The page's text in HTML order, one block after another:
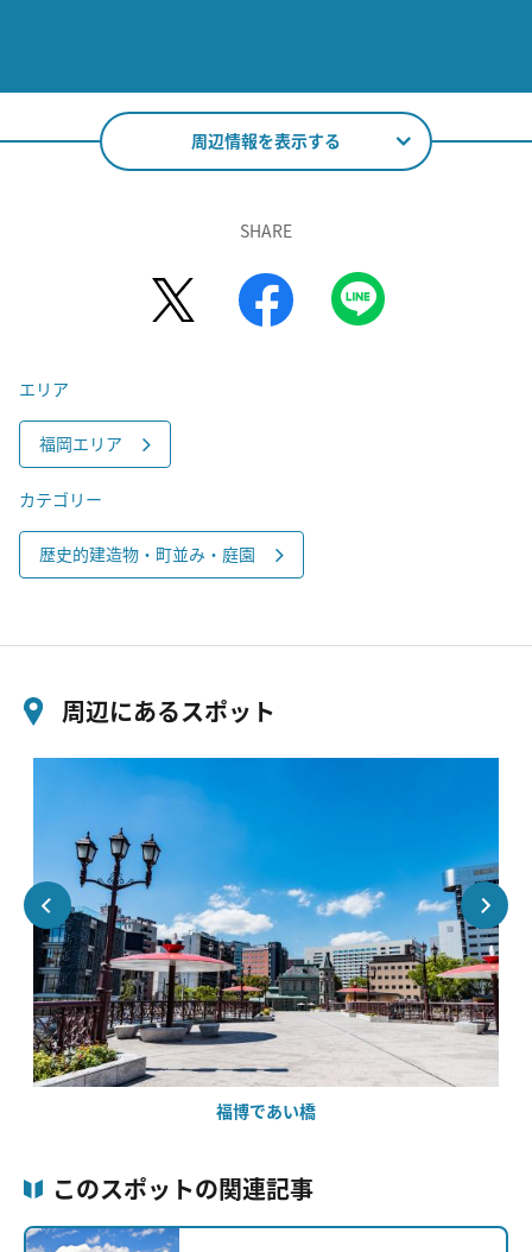
周辺情報を表示する
SHARE
エリア
福岡エリア
カテゴリー
歴史的建造物・町並み・庭園
周辺にあるスポット
福博であい橋
このスポットの関連記事